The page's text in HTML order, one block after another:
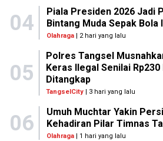
04
Piala Presiden 2026 Jadi
Bintang Muda Sepak Bola
Olahraga| 2 hari yang lalu
05
Polres Tangsel
Keras Ilegal Senilai
Ditangkap
TangselCity | 3 hari yang lalu
06
Umuh Muchtar Yakin
Kehadiran Pilar Timnas
Olahraga| 1 hari yang lalu